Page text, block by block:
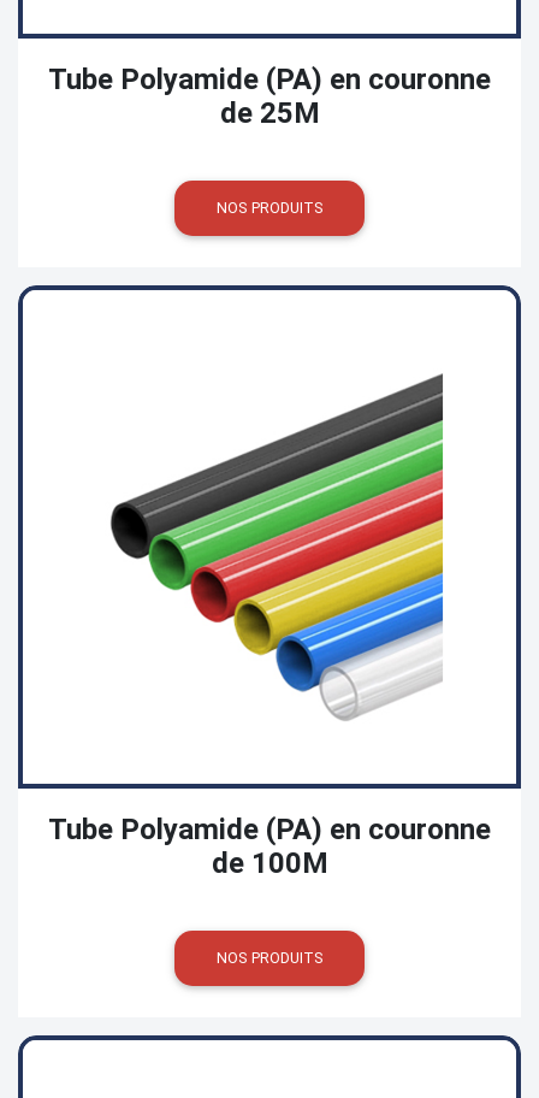
Tube Polyamide (PA) en couronne
de 25M
NOS PRODUITS
Tube Polyamide (PA) en couronne
de 100M
NOS PRODUITS